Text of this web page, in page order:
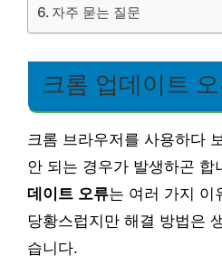
자주 묻는 질문
크롬 업데이트
크롬 브라우저를 사용하다
안 되는 경우가 발생하곤 합
데이트 오류는 여러 가지 이
당황스럽지만 해결 방법은
습니다.